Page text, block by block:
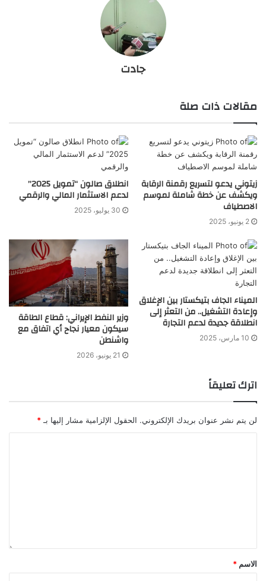
جادت
مقالات ذات صلة
زيتوني يدعو لتسريع رقمنة الرقابة
ويكشف عن خطة شاملة لموسم
الاصطياف
2 يونيو، 2025
انطلاق صالون “تمويل 2025”
لدعم الاستثمار المالي والرقمي
30 يوليو، 2025
الميناء الجاف بتيكستار بين الإغلاق
وإعادة التشغيل.. من التعثر إلى
انطلاقة جديدة لدعم التجارة
10 مارس، 2025
وزير النفط الإيراني: قطاع الطاقة
سيكون معيار نجاح أي اتفاق مع
واشنطن
21 يونيو، 2026
اترك تعليقاً
لن يتم نشر عنوان بريدك الإلكتروني. الحقول الإلزامية مشار إليها بـ *
الاسم *